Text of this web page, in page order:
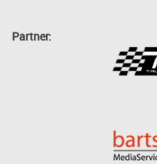
Partner: